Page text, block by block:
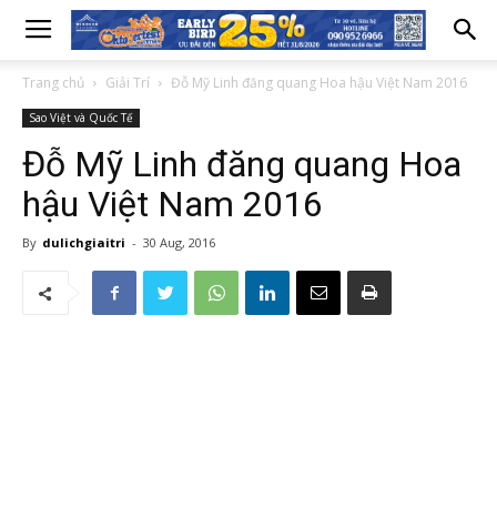
Trang chủ Giải Trí Đỗ Mỹ Linh đăng quang Hoa hậu Việt Nam 2016
Sao Việt và Quốc Tế
Đỗ Mỹ Linh đăng quang Hoa
hậu Việt Nam 2016
By dulichgiaitri - 30 Aug, 2016